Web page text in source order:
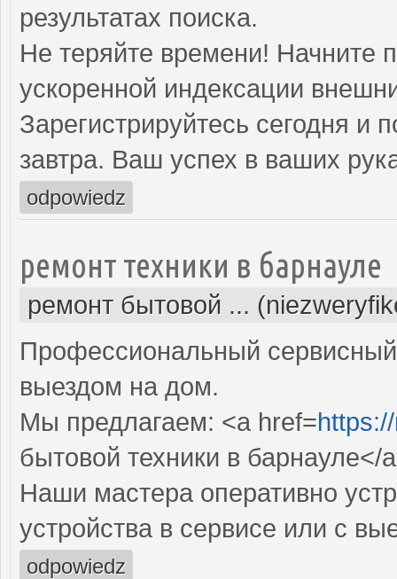
результатах поиска.
Не теряйте времени! Начните
ускоренной индексации
Зарегистрируйтесь сегодня и
завтра. Ваш успех в ваших
odpowiedz
ремонт техники в барнауле
ремонт бытовой ...
Профессиональный
выездом на дом.
Мы предлагаем: <a href=
бытовой техники в барнауле</
Наши мастера оперативно
устройства в сервисе или с
odpowiedz